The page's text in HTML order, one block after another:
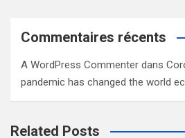
Commentaires récents
A WordPress Commenter dans
pandemic has changed the world
Related Posts